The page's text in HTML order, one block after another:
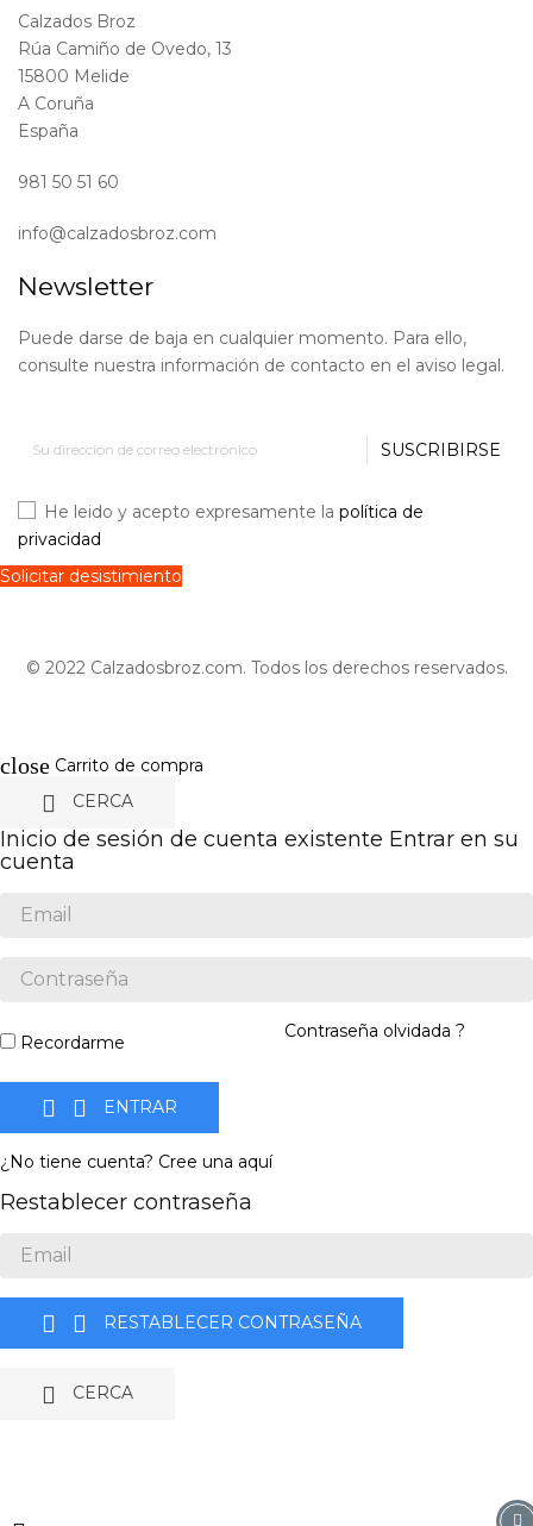
Calzados Broz
Rúa Camiño de Ovedo, 13
15800 Melide
A Coruña
España
981 50 51 60
info@calzadosbroz.com
Newsletter
Puede darse de baja en cualquier momento. Para ello,
consulte nuestra información de contacto en el aviso legal.
SUSCRIBIRSE
He leido y acepto expresamente la política de
privacidad
Solicitar desistimiento
© 2022 Calzadosbroz.com. Todos los derechos reservados.
close Carrito de compra
 CERCA
Inicio de sesión de cuenta existente Entrar en su
cuenta
Recordarme
Contraseña olvidada ?
  ENTRAR
¿No tiene cuenta? Cree una aquí
Restablecer contraseña
  RESTABLECER CONTRASEÑA
 CERCA